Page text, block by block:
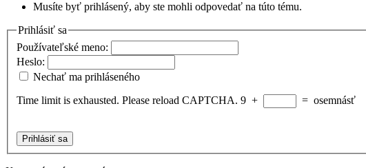
Musíte byť prihlásený, aby ste mohli odpovedať na túto tému.
Prihlásiť sa
Používateľské meno:
Heslo:
Nechať ma prihláseného
Time limit is exhausted. Please reload CAPTCHA. 9 + = osemnásť
Prihlásiť sa